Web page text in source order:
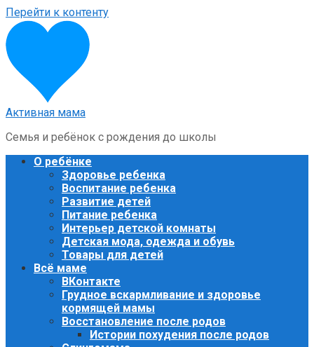
Перейти к контенту
Активная мама
Семья и ребёнок с рождения до школы
О ребёнке
Здоровье ребенка
Воспитание ребенка
Развитие детей
Питание ребенка
Интерьер детской комнаты
Детская мода, одежда и обувь
Товары для детей
Всё маме
ВКонтакте
Грудное вскармливание и здоровье
кормящей мамы
Восстановление после родов
Истории похудения после родов